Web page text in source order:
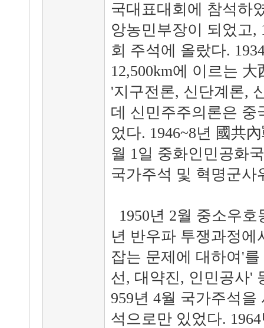
국대표대회에 참석하
앙농민부장이 되었고,
회 주석에 올랐다.
12,500km에 이르는
'지구전론, 신단계론,
데 신민주주의론은 중
었다. 1946~8년 國共
월 1일 중화인민공화
국가주석 및 혁명군사
1950년 2월 중소우
년 반우파 투쟁과정
잡는 문제에 대하여'
선, 대약진, 인민공사'
959년 4월 국가주석
석으로만 있었다.